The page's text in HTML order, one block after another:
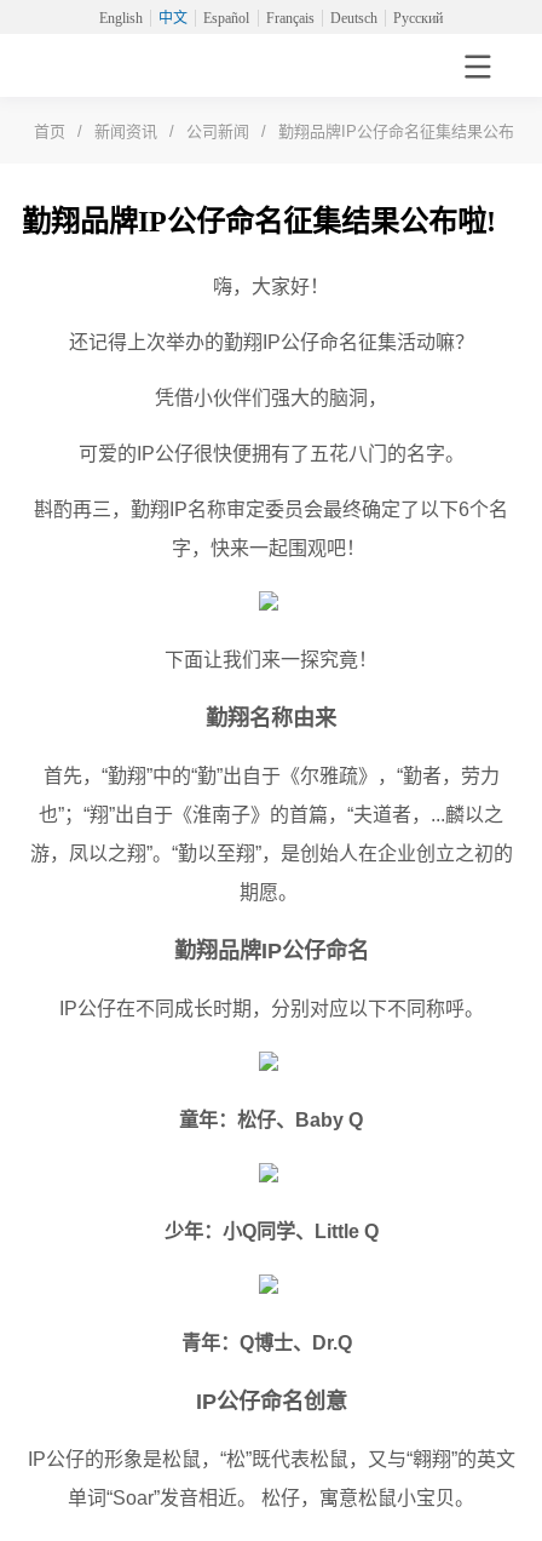
English 中文 Español Français Deutsch Русский
首页 / 新闻资讯 / 公司新闻 / 勤翔品牌IP公仔命名征集结果公布啦!
勤翔品牌IP公仔命名征集结果公布啦!